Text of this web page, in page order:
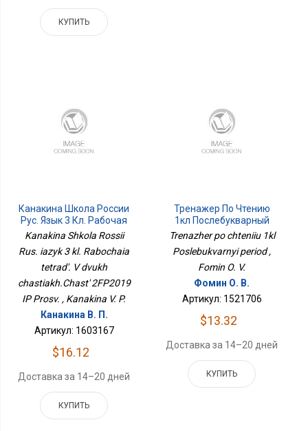
КУПИТЬ
Канакина Школа России
Рус. Язык 3 Кл. Рабочая
Тетрадь. В Двух
ИП Просв.
Kanakina Shkola Rossii
Rus. iazyk 3 kl. Rabochaia
tetrad'. V dvukh
chastiakh.Chast' 2FP2019
IP Prosv. , Kanakina V. P.
Канакина В. П.
Артикул: 1603167
$16.12
Доставка за 14–20 дней
КУПИТЬ
Тренажер По Чтению
1кл Послебукварный
Период
Trenazher po chteniiu 1kl
Poslebukvarnyi period ,
Fomin O. V.
Фомин О. В.
Артикул: 1521706
$13.32
Доставка за 14–20 дней
КУПИТЬ